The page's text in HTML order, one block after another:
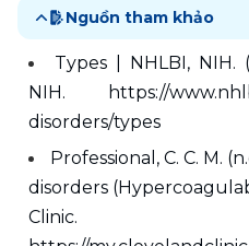
Nguồn tham khảo
Types | NHLBI, NIH.
NIH. https://
disorders/types
Professional, C. C. M.
disorders
Clinic.